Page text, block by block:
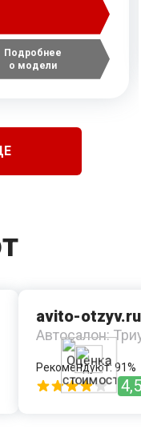
Подробнее
о модели
avito-otzyv.ru
Автосалон:
Рекомендуют: 91%
4,5